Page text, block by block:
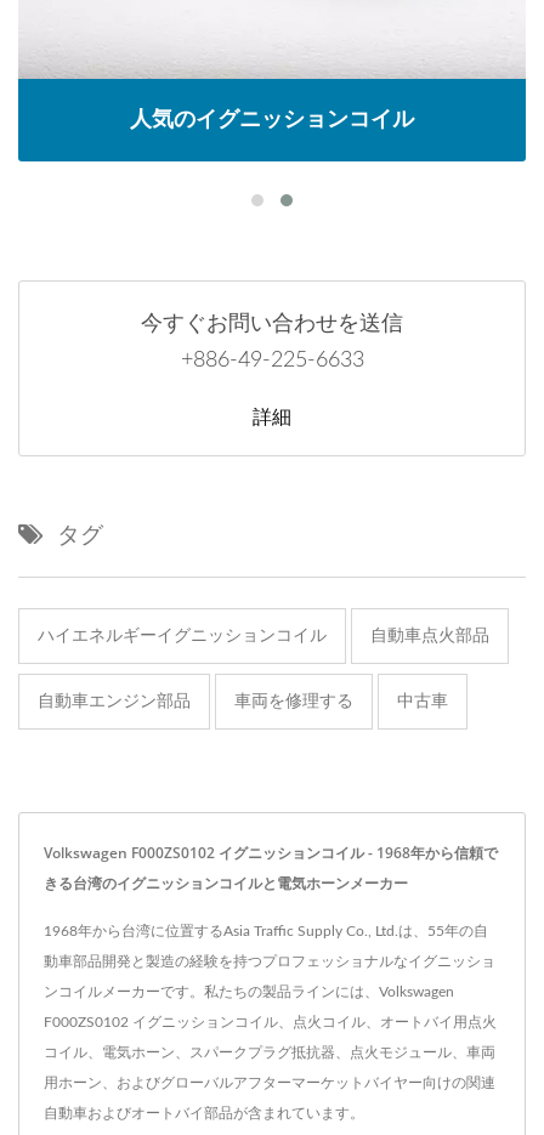
人気のイグニッションコイル
今すぐお問い合わせを送信
+886-49-225-6633
詳細
タグ
ハイエネルギーイグニッションコイル 自動車点火部品
自動車エンジン部品 車両を修理する 中古車
Volkswagen F000ZS0102 イグニッションコイル - 1968年から信頼で
きる台湾のイグニッションコイルと電気ホーンメーカー
1968年から台湾に位置するAsia Traffic Supply Co., Ltd.は、55年の自
動車部品開発と製造の経験を持つプロフェッショナルなイグニッショ
ンコイルメーカーです。私たちの製品ラインには、Volkswagen
F000ZS0102 イグニッションコイル、点火コイル、オートバイ用点火
コイル、電気ホーン、スパークプラグ抵抗器、点火モジュール、車両
用ホーン、およびグローバルアフターマーケットバイヤー向けの関連
自動車およびオートバイ部品が含まれています。